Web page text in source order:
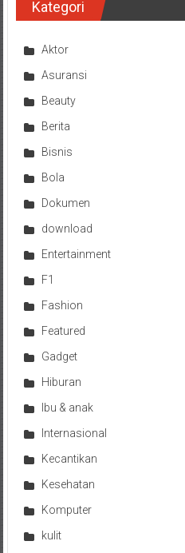
Kategori
Aktor
Asuransi
Beauty
Berita
Bisnis
Bola
Dokumen
download
Entertainment
F1
Fashion
Featured
Gadget
Hiburan
Ibu & anak
Internasional
Kecantikan
Kesehatan
Komputer
kulit